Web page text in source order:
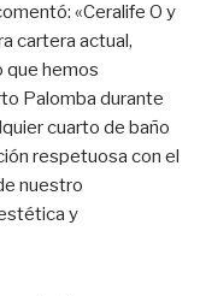
«Ceralife O y
cartera actual,
que hemos
Palomba durante
cuarto de baño
respetuosa con el
nuestro
y